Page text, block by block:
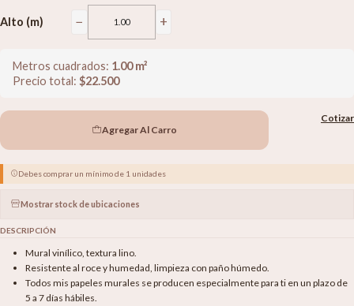
Alto (m) − +
Metros cuadrados: 1.00m²
Precio total: $22.500
Agregar Al Carro
Cotizar
Debes comprar un mínimo de 1 unidades
Mostrar stock de ubicaciones
DESCRIPCIÓN
Mural vinílico, textura lino.
Resistente al roce y humedad, limpieza con paño húmedo.
Todos mis papeles murales se producen especialmente para ti en un plazo de
5 a 7 días hábiles.